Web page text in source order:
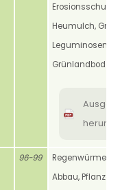
Erosionsschutz,
Heumulch,
Leguminosen,
Grünlandboden
96-99
Regenwürmer,
Abbau,